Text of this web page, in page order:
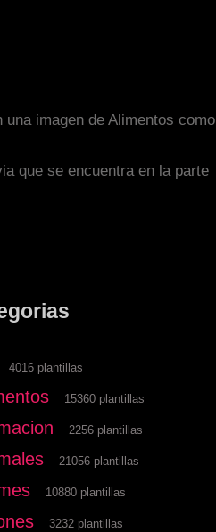
imagen de Alimentos como
que se encuentra en la parte
4016 plantillas
15360 plantillas
2256 plantillas
21056 plantillas
10880 plantillas
3232 plantillas